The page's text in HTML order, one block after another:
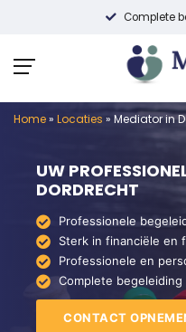
Complete
Home» Locaties » Mediator in
UW
DORDRECHT
Professionele
Sterk in financiële en
Professionele en
Complete
CONTACT